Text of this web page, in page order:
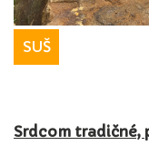
SUŠ
Srdcom tradičné,